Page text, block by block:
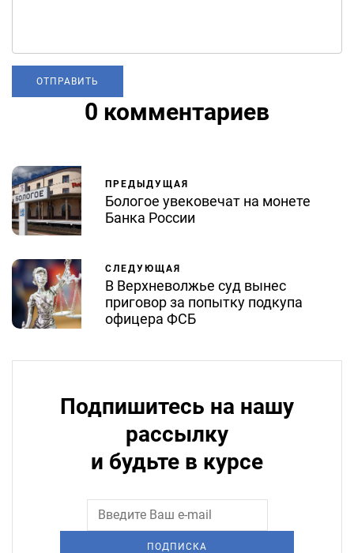
0 комментариев
ПРЕДЫДУЩАЯ
Бологое увековечат на монете
Банка России
СЛЕДУЮЩАЯ
В Верхневолжье суд вынес
приговор за попытку подкупа
офицера ФСБ
Подпишитесь на нашу
рассылку
и будьте в курсе
ПОДПИСКА